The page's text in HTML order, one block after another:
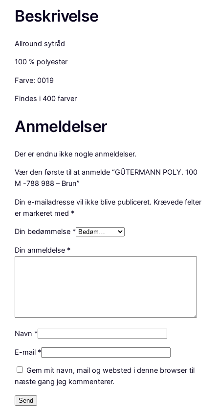
N
L
Y
1
0
-
8
9
8
–
B
r
n
Beskrivelse
Allround sytråd
100 % polyester
Farve: 0019
Findes i 400 farver
Anmeldelser
Der er endnu ikke nogle anmeldelser.
Vær den første til at anmelde “GÜTERMANN POLY. 100
M -788 988 – Brun”
Din e-mailadresse vil ikke blive publiceret. Krævede felter
er markeret med *
Din bedømmelse *
Din anmeldelse *
Navn *
E-mail *
Gem mit navn, mail og websted i denne browser til
næste gang jeg kommenterer.